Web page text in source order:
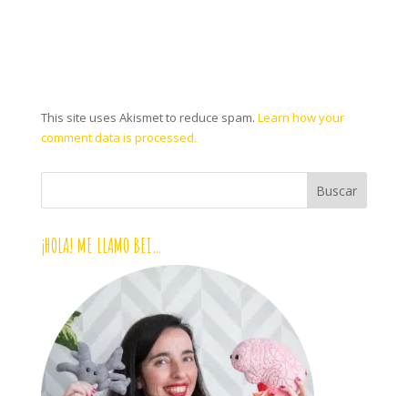
This site uses Akismet to reduce spam. Learn how your
comment data is processed.
¡HOLA! ME LLAMO BEI…